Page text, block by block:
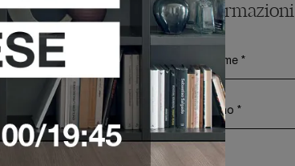
Richiedi Maggiori Informazioni